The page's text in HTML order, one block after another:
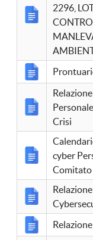
2296,
Crisi
cyber
Comitato